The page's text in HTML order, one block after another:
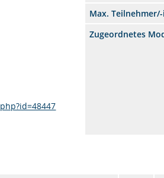
Max.
Zugeordnetes